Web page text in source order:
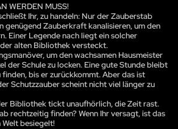
WERDEN MUSS!
Ihr, zu handeln: Nur der Zauberstab
genügend Zauberkraft kanalisieren, um den
Einer Legende nach liegt ein solcher
alten Bibliothek versteckt.
um den wachsamen Hausmeister
der Schule zu locken. Eine gute Stunde bleibt
finden, bis er zurückkommt. Aber das ist
Schutzzauber scheint nicht viel länger zu
Bibliothek tickt unaufhörlich, die Zeit rast.
rechtzeitig finden? Wenn Ihr versagt, ist das
besiegelt!